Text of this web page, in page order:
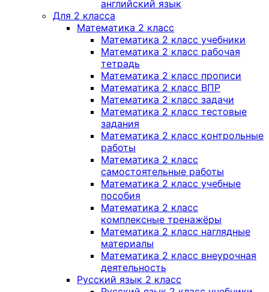
английский язык
Для 2 класса
Математика 2 класс
Математика 2 класс учебники
Математика 2 класс рабочая
тетрадь
Математика 2 класс прописи
Математика 2 класс ВПР
Математика 2 класс задачи
Математика 2 класс тестовые
задания
Математика 2 класс контрольные
работы
Математика 2 класс
самостоятельные работы
Математика 2 класс учебные
пособия
Математика 2 класс
комплексные тренажёры
Математика 2 класс наглядные
материалы
Математика 2 класс внеурочная
деятельность
Русский язык 2 класс